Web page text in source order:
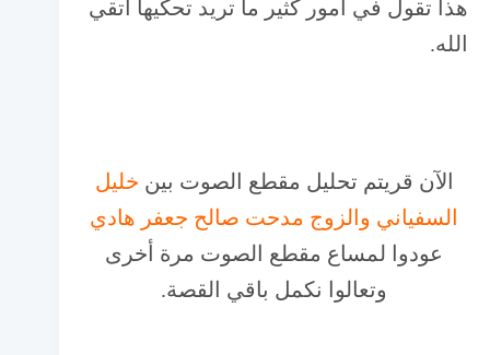
هذا تقول في أمور كثير ما تريد تحكيها اتقي
الله.
الآن قريتم تحليل مقطع الصوت بين خليل
السفياني والزوج مدحت صالح جعفر هادي
عودوا لمساع مقطع الصوت مرة أخرى
وتعالوا نكمل باقي القصة.